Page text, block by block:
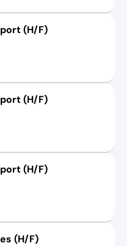
(H/F)
(H/F)
(H/F)
(H/F)